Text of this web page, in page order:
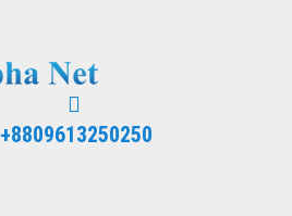
+8809613250250